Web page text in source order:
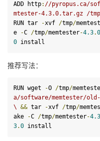
ADD http: //pyropus.ca/
mtester-4.3.0.tar.gz /
RUN tar
-xvf /tmp/
e
-C /tmp/memtester-4.3.0
0 install
推荐写法：
RUN wget -O /tmp/
a/software/memtester/
\ && tar -xvf /tmp/
ake
-C /tmp/memtester-4.3
3.0 install